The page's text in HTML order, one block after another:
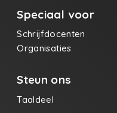
Speciaal voor
Schrijfdocenten
Organisaties
Steun ons
Taaldeel